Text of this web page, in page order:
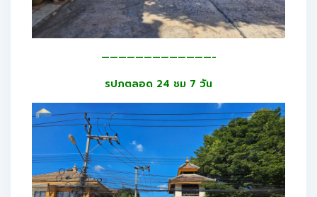
—————————————-
รปภตลอด 24 ชม 7 วัน